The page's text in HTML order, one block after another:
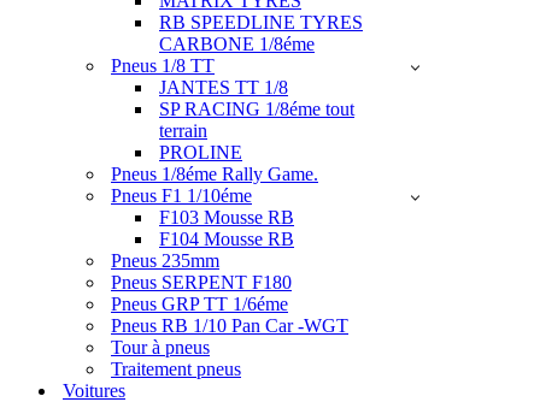
RB SPEEDLINE TYRES
CARBONE 1/8éme
Pneus 1/8 TT
JANTES TT 1/8
SP RACING 1/8éme tout
terrain
PROLINE
Pneus 1/8éme Rally Game.
Pneus F1 1/10éme
F103 Mousse RB
F104 Mousse RB
Pneus 235mm
Pneus SERPENT F180
Pneus GRP TT 1/6éme
Pneus RB 1/10 Pan Car -WGT
Tour à pneus
Traitement pneus
Voitures